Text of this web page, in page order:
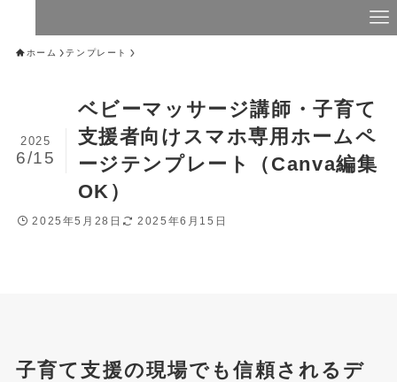
ホーム テンプレート
ベビーマッサージ講師・子育て
支援者向けスマホ専用ホームペ
ージテンプレート（Canva編集
OK）
2025
6/15
2025年5月28日 2025年6月15日
子育て支援の現場でも信頼されるデ